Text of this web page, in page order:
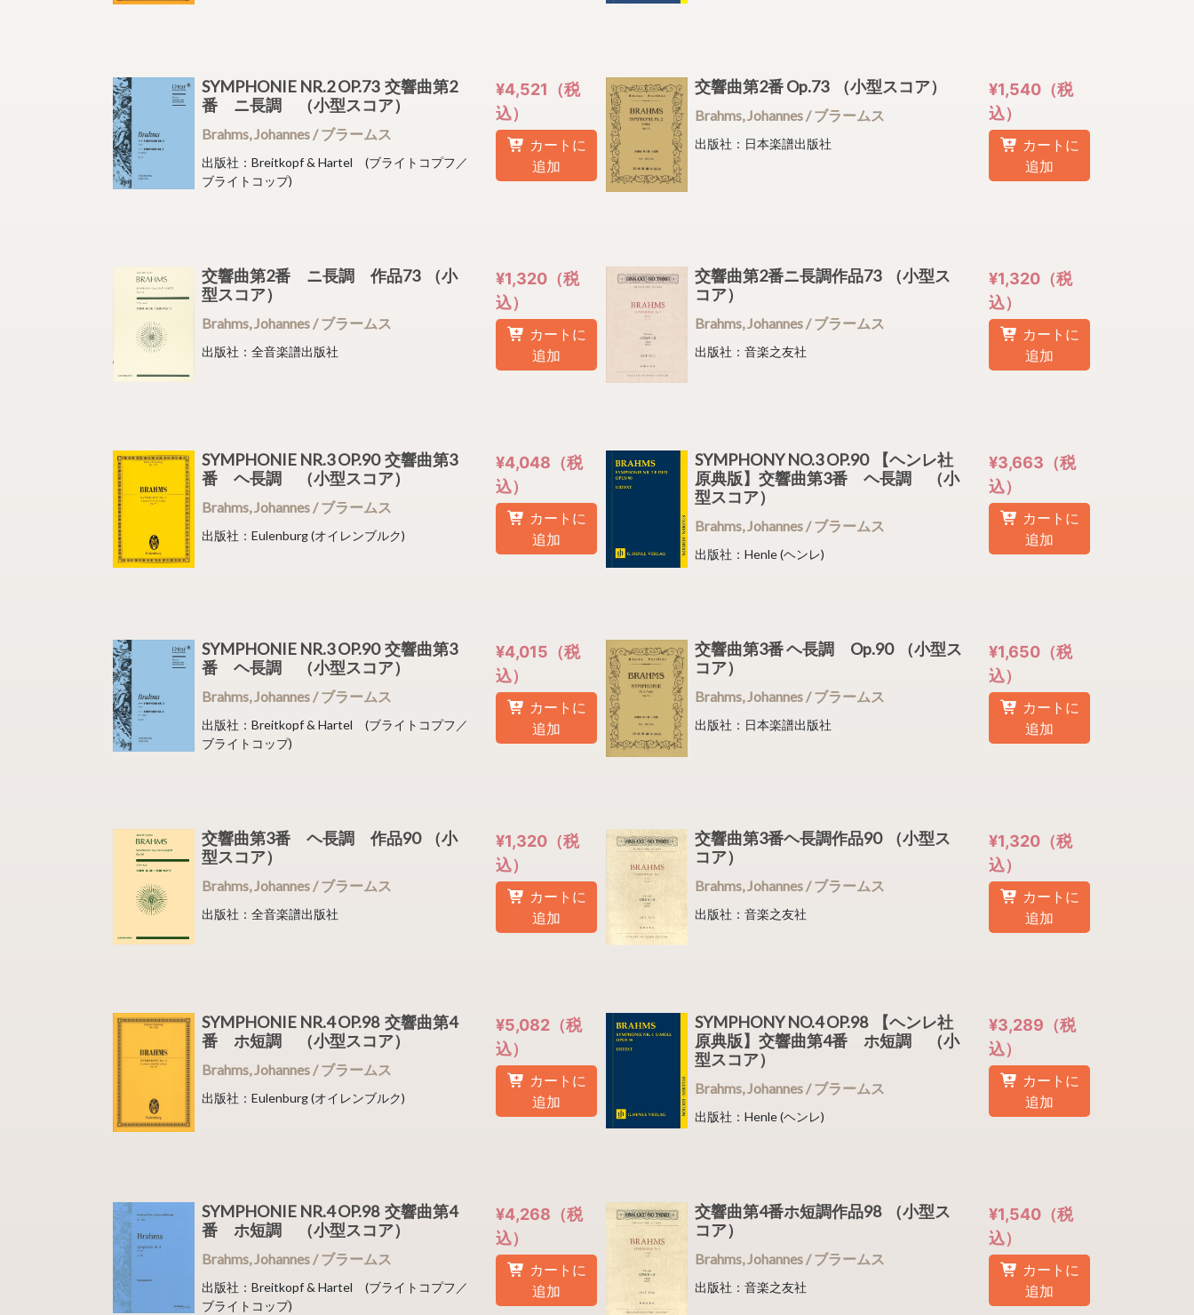
SYMPHONIE NR.2 OP.73 交響曲第2
番 ニ長調 （小型スコア）
Brahms, Johannes / ブラームス
出版社：Breitkopf & Hartel (ブライトコプフ／
ブライトコップ)
¥4,521（税
込）
カートに
追加
交響曲第2番 Op.73 （小型スコア）
Brahms, Johannes / ブラームス
出版社：日本楽譜出版社
¥1,540（税
込）
カートに
追加
交響曲第2番 ニ長調 作品73 （小
型スコア）
Brahms, Johannes / ブラームス
出版社：全音楽譜出版社
¥1,320（税
込）
カートに
追加
交響曲第2番ニ長調作品73 （小型ス
コア）
Brahms, Johannes / ブラームス
出版社：音楽之友社
¥1,320（税
込）
カートに
追加
SYMPHONIE NR.3 OP.90 交響曲第3
番 ヘ長調 （小型スコア）
Brahms, Johannes / ブラームス
出版社：Eulenburg (オイレンブルク)
¥4,048（税
込）
カートに
追加
SYMPHONY NO.3 OP.90 【ヘンレ社
原典版】交響曲第3番 ヘ長調 （小
型スコア）
Brahms, Johannes / ブラームス
出版社：Henle (ヘンレ)
¥3,663（税
込）
カートに
追加
SYMPHONIE NR.3 OP.90 交響曲第3
番 ヘ長調 （小型スコア）
Brahms, Johannes / ブラームス
出版社：Breitkopf & Hartel (ブライトコプフ／
ブライトコップ)
¥4,015（税
込）
カートに
追加
交響曲第3番 ヘ長調 Op.90 （小型ス
コア）
Brahms, Johannes / ブラームス
出版社：日本楽譜出版社
¥1,650（税
込）
カートに
追加
交響曲第3番 ヘ長調 作品90 （小
型スコア）
Brahms, Johannes / ブラームス
出版社：全音楽譜出版社
¥1,320（税
込）
カートに
追加
交響曲第3番ヘ長調作品90 （小型ス
コア）
Brahms, Johannes / ブラームス
出版社：音楽之友社
¥1,320（税
込）
カートに
追加
SYMPHONIE NR.4 OP.98 交響曲第4
番 ホ短調 （小型スコア）
Brahms, Johannes / ブラームス
出版社：Eulenburg (オイレンブルク)
¥5,082（税
込）
カートに
追加
SYMPHONY NO.4 OP.98 【ヘンレ社
原典版】交響曲第4番 ホ短調 （小
型スコア）
Brahms, Johannes / ブラームス
出版社：Henle (ヘンレ)
¥3,289（税
込）
カートに
追加
SYMPHONIE NR.4 OP.98 交響曲第4
番 ホ短調 （小型スコア）
Brahms, Johannes / ブラームス
出版社：Breitkopf & Hartel (ブライトコプフ／
ブライトコップ)
¥4,268（税
込）
カートに
追加
交響曲第4番ホ短調作品98 （小型ス
コア）
Brahms, Johannes / ブラームス
出版社：音楽之友社
¥1,540（税
込）
カートに
追加